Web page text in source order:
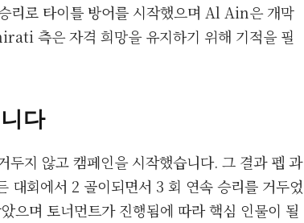
로 타이틀 방어를 시작했으며 Al Ain은 개막
측은 자격 희망을 유지하기 위해 기적을 필
다
지 않고 캠페인을 시작했습니다. 그 결과 펩 과
회에서 2 골이되면서 3 회 연속 승리를 거두었
으며 토너먼트가 진행됨에 따라 핵심 인물이 될